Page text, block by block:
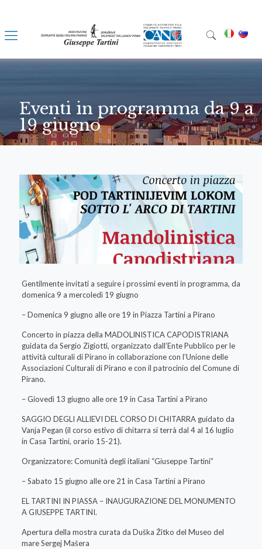
Eventi in programma da 9 a
19 giugno
Gentilmente invitati a seguire i prossimi eventi in programma, da
domenica 9 a mercoledì 19 giugno
– Domenica 9 giugno alle ore 19 in Piazza Tartini a Pirano
Concerto in piazza della MADOLINISTICA CAPODISTRIANA
guidata da Sergio Zigiotti, organizzato dall’Ente Pubblico per le
attività culturali di Pirano in collaborazione con l’Unione delle
Associazioni Culturali di Pirano e con il patrocinio del Comune di
Pirano.
– Giovedì 13 giugno alle ore 19 in Casa Tartini a Pirano
SAGGIO DEGLI ALLIEVI DEL CORSO DI CHITARRA guidato da
Vanja Pegan (il corso estivo di chitarra si terrà dal 4 al 16 luglio
in Casa Tartini, orario 15-21).
Organizzatore: Comunità degli italiani “Giuseppe Tartini”
– Sabato 15 giugno alle ore 21 in Casa Tartini a Pirano
EL TARTINI IN PIASSA – INAUGURAZIONE DEL MONUMENTO
A GIUSEPPE TARTINI.
Apertura della mostra curata da Duška Žitko del Museo del
mare Sergej Mašera